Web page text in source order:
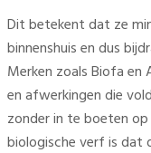
Dit betekent dat ze
binnenshuis en dus
Merken zoals Biofa en
en afwerkingen die
zonder in te boeten
biologische verf is dat